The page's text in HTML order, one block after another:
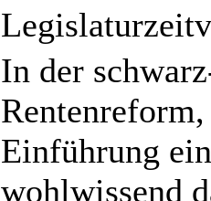
In der
Einführung
wohlwissend